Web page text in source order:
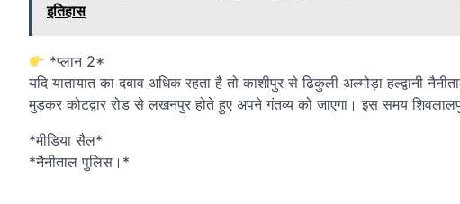
इतिहास
*प्लान 2*
यदि यातायात का दबाव अधिक रहता है तो काशीपुर से ढिकुली अल्मोड़ा हल्द्वानी
मुड़कर कोटद्वार रोड से लखनपुर होते हुए अपने गंतव्य को जाएगा। इस समय
*मीडिया सैल*
*नैनीताल पुलिस।*